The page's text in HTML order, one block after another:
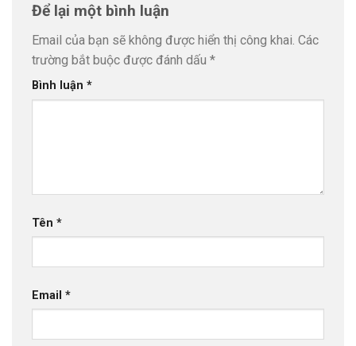
Để lại một bình luận
Email của bạn sẽ không được hiển thị công khai. Các
trường bắt buộc được đánh dấu *
Bình luận *
Tên *
Email *